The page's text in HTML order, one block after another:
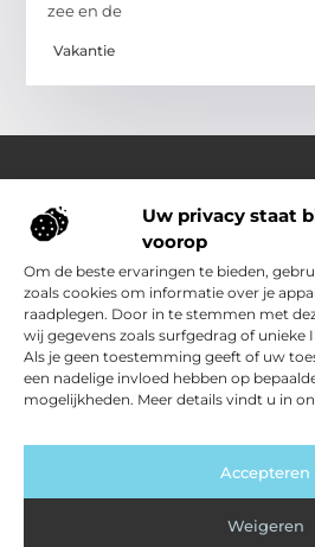
Uw privacy staat
voorop
Om de beste ervaringen te bieden,
zoals cookies om informatie over je
raadplegen. Door in te stemmen met
wij gegevens zoals surfgedrag of unieke
Als je geen toestemming geeft of uw
een nadelige invloed hebben op
mogelijkheden. Meer details vindt u in
Accepteren
Weigeren
zee en de
Vakantie
Over Outdoor-vakantie-
Jouw bron voor outdoor-inspiratie
Verken een gevarieerd aanbod aan
boordevol ideeën, handige suggesties
inzichten die jouw buitenvakantie
maken.
Main Links
Bericht categorie